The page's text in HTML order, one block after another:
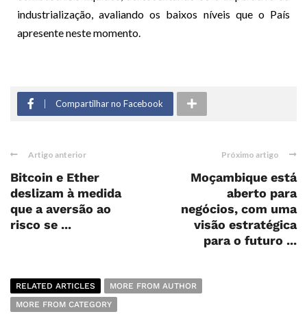
industrialização, avaliando os baixos níveis que o País
apresente neste momento.
Compartilhar no Facebook
Artigo anterior
Bitcoin e Ether
deslizam à medida
que a aversão ao
risco se ...
Próximo artigo
Moçambique está
aberto para
negócios, com uma
visão estratégica
para o futuro ...
RELATED ARTICLES
MORE FROM AUTHOR
MORE FROM CATEGORY